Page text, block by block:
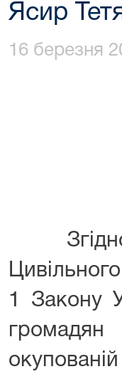
Ясир
16 березня
Згідно
1 Закону